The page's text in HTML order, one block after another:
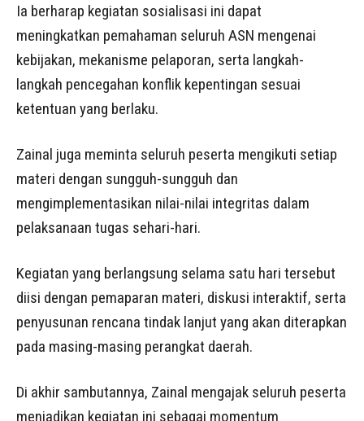
Ia berharap kegiatan sosialisasi ini dapat
meningkatkan pemahaman seluruh ASN mengenai
kebijakan, mekanisme pelaporan, serta langkah-
langkah pencegahan konflik kepentingan sesuai
ketentuan yang berlaku.
Zainal juga meminta seluruh peserta mengikuti setiap
materi dengan sungguh-sungguh dan
mengimplementasikan nilai-nilai integritas dalam
pelaksanaan tugas sehari-hari.
Kegiatan yang berlangsung selama satu hari tersebut
diisi dengan pemaparan materi, diskusi interaktif, serta
penyusunan rencana tindak lanjut yang akan diterapkan
pada masing-masing perangkat daerah.
Di akhir sambutannya, Zainal mengajak seluruh peserta
menjadikan kegiatan ini sebagai momentum